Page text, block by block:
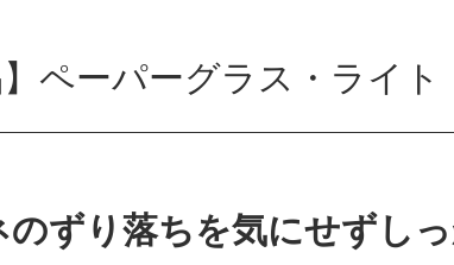
】ペーパーグラス・ライ
のずり落ちを気にせず し